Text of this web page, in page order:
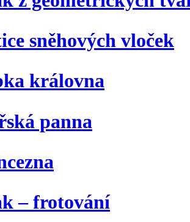
sněhových vloček
královna
panna
– frotování